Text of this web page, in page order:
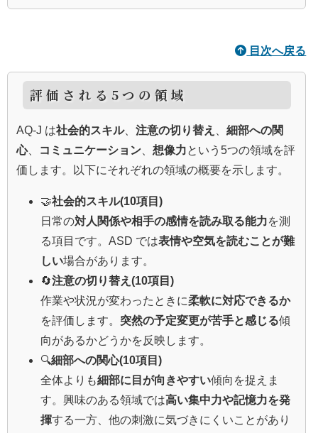
目次へ戻る
評価される5つの領域
AQ‑J は社会的スキル、 注意の切り替え
細部への関
心、 コミュニケーション 想像力という5つの領域を評
価します。以下にそれぞれの領域の概要を示します。
🤝社会的スキル(10項目)
日常の対人関係や相手の感情を読み取る能力を測
る項目です。ASD では表情や空気を読むことが難
しい場合があります。
🔄注意の切り替え(10項目)
作業や状況が変わったときに柔軟に対応できるか
を評価します。 突然の予定変更が苦手と感じる傾
向があるかどうかを反映します。
🔍細部への関心(10項目)
全体よりも細部に目が向きやすい傾向を捉えま
す。興味のある領域では高い集中力や記憶力を発
揮する一方、他の刺激に気づきにくいことがあり